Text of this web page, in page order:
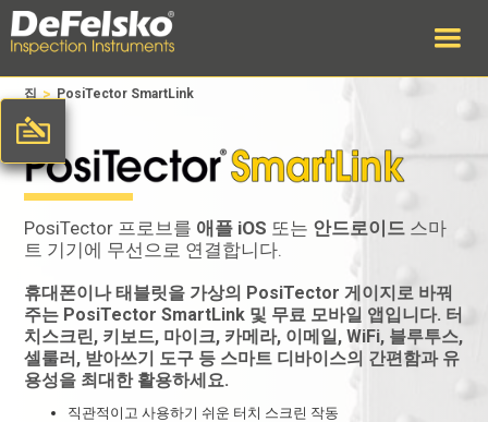
집 > PosiTector SmartLink
PosiTector 프로브를 애플 iOS 또는 안드로이드 스마
트 기기에 무선으로 연결합니다.
휴대폰이나 태블릿을 가상의 PosiTector 게이지로 바꿔
주는 PosiTector SmartLink 및 무료 모바일 앱입니다. 터
치스크린, 키보드, 마이크, 카메라, 이메일, WiFi, 블루투스,
셀룰러, 받아쓰기 도구 등 스마트 디바이스의 간편함과 유
용성을 최대한 활용하세요.
직관적이고 사용하기 쉬운 터치 스크린 작동